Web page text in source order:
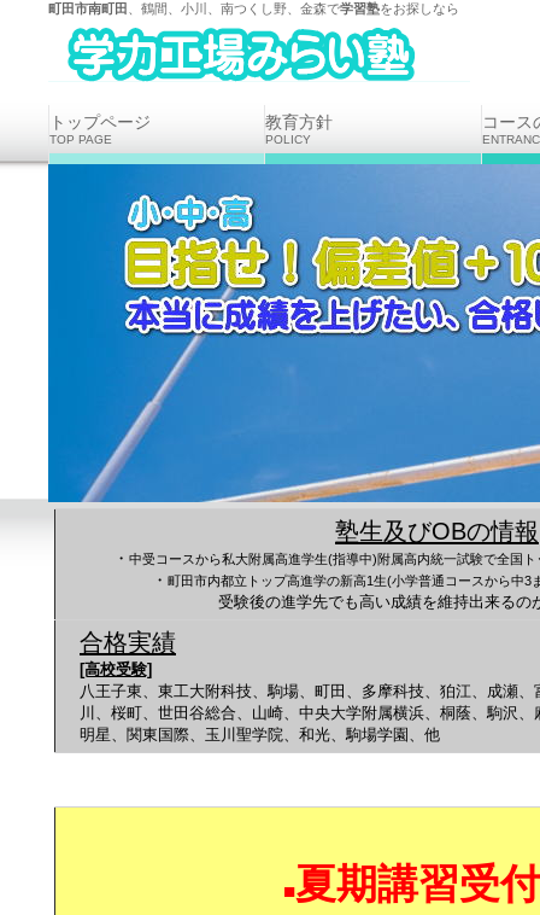
町田市南町田 、鶴間、 小川 南つくし野 、金森で学習塾をお探しなら
塾生及びOBの情報
・ 中受コースから私大附属高進学生(指導中)附属高内統一試験で全国
・ 町田市内都立トップ高進学の新高1生(小学普通コースから中3
受験後の進学先でも高い成績を維持出来るの
合格実績
[高校受験]
八王子東、東工大附科技、駒場、町田、多摩科技、狛江、成瀬
川、桜町、世田谷総合、山崎、中央大学附属横浜、桐蔭、駒沢
明星、関東国際、玉川聖学院、和光、駒場学園、他
■夏期講習受
トップページ
TOP PAGE
教育方針
POLICY
コース